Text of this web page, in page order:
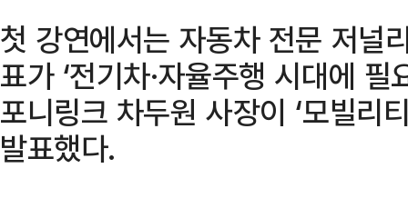
첫 강연에서는 자동차 전문 저널
표가 ‘전기차·자율주행 시대에
포니링크 차두원 사장이 ‘모빌리
발표했다.